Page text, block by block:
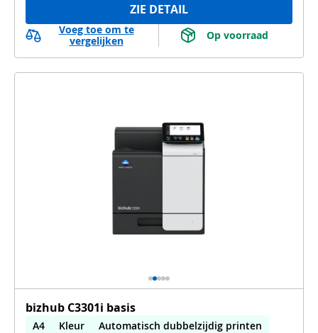
ZIE DETAIL
Voeg toe om te
vergelijken
Op voorraad
bizhub C3301i basis
A4 Kleur
Automatisch dubbelzijdig printen